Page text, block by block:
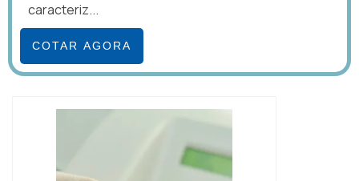
caracteriz...
COTAR AGORA